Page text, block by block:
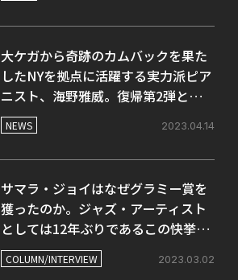
大ケガから奇跡のカムバックを果た
したNYを拠点に活躍する実力派ピア
ニスト、海野雅威。復帰第2弾となる
ニュー・アルバムの発売が決定。
NEWS 2023.04.14
サマラ・ジョイはなぜグラミー賞を
獲ったのか。ジャズ・アーティスト
としては12年ぶりであるこの快挙を
どうやって成し遂げることができた
のか?!
COLUMN/INTERVIEW 2023.03.02